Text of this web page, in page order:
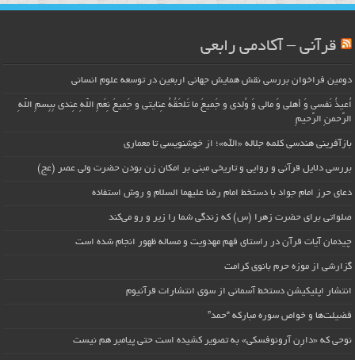
قرآنی – آکادمی رابعی
دومین فراخوان بررسی نقش همایش جهانی اربعین در توسعه علوم انسانی
اُعیذُ نَفسی وَ أهلی وَ مالی وَ وُلدی و جَمیعَ ما تَلحَقُهُ عِنایتی و جَمیعَ نِعَمِ اللّهِ عِندی بِبِسمِ اللّهِ
الرَّحمنِ الرَّحیمِ
بازآفرینی هندسی کلمه جلاله «الله»؛ از خوشنویسی تا معماری
بررسی دلایل قرآنی و روایی و تاریخی مبنی بر امکان زن بودن حضرت ولی عصر (عج)
دعای حرز امام جواد با دستخط امام رضا علیهما السلام و روش استفاده
صلواتی برای حضرت زهرا (س) که زندگی شما را زیر و رو می‌کند
چیدمان آیات قرآن در راستای فهم مهدویت و مساله ظهور انجام شده است
گزارشی از موزه حرم بانوی کرامت
انتشار اپلیکیشن دستخط آسمانی از سوی انتشارات قرآنیوم
فضیلت‌ها و خواص سوره مبارکه “حمد”
نوحی که «دارِن آرونوفسکی» به تصویر کشیده است حتی پیامبر هم نیست